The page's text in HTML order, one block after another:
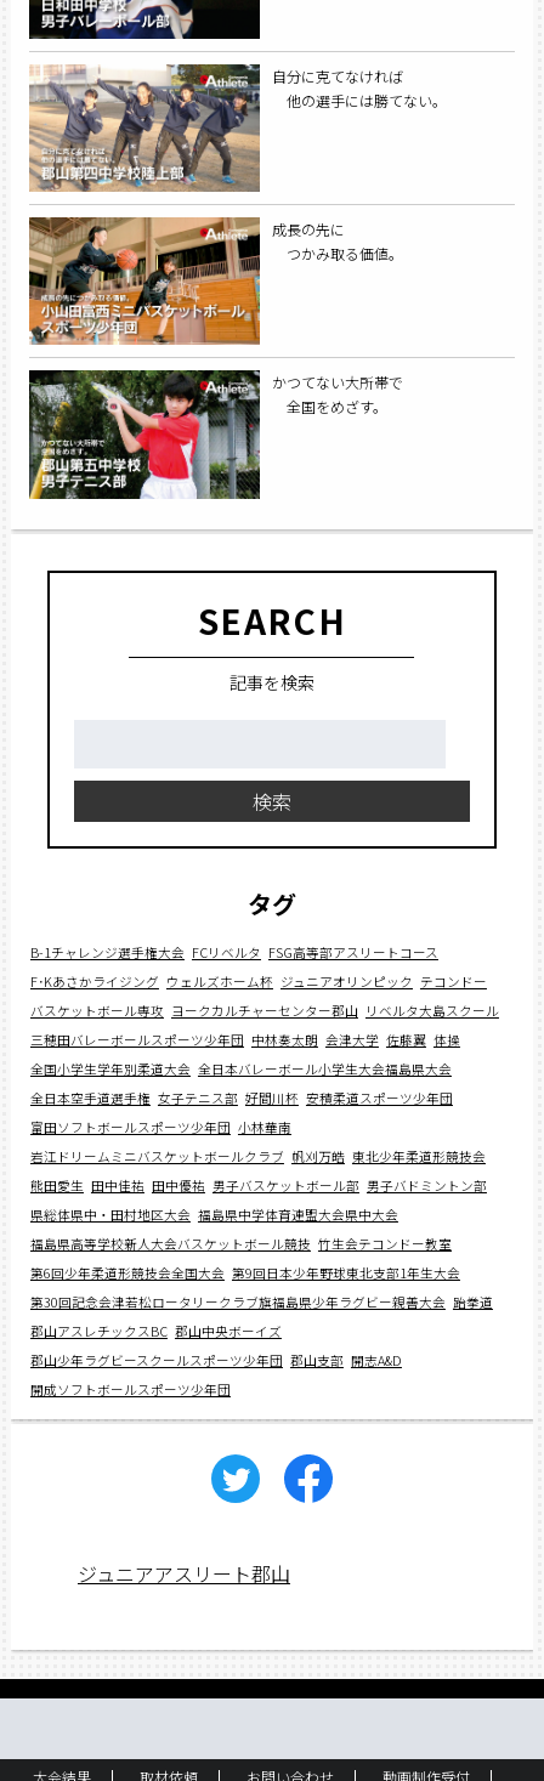
自分に克てなければ
他の選手には勝てない。
成長の先に
つかみ取る価値。
かつてない大所帯で
全国をめざす。
SEARCH
記事を検索
検索
タグ
B-1チャレンジ選手権大会 FCリベルタ FSG高等部アスリートコース
F･Kあさかライジング ウェルズホーム杯 ジュニアオリンピック テコンドー
バスケットボール専攻 ヨークカルチャーセンター郡山 リベルタ大島スクール
三穂田バレーボールスポーツ少年団 中林奏太朗 会津大学 佐藤翼 体操
全国小学生学年別柔道大会 全日本バレーボール小学生大会福島県大会
全日本空手道選手権 女子テニス部 好間川杯 安積柔道スポーツ少年団
富田ソフトボールスポーツ少年団 小林華南
岩江ドリームミニバスケットボールクラブ 帆刈万皓 東北少年柔道形競技会
熊田愛生 田中佳祐 田中優祐 男子バスケットボール部 男子バドミントン部
県総体県中・田村地区大会 福島県中学体育連盟大会県中大会
福島県高等学校新人大会バスケットボール競技 竹生会テコンドー教室
第6回少年柔道形競技会全国大会 第9回日本少年野球東北支部1年生大会
第30回記念会津若松ロータリークラブ旗福島県少年ラグビー親善大会 跆拳道
郡山アスレチックスBC 郡山中央ボーイズ
郡山少年ラグビースクールスポーツ少年団 郡山支部 開志A&D
開成ソフトボールスポーツ少年団
ジュニアアスリート郡山